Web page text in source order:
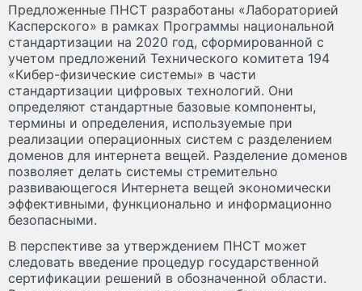
Предложенные ПНСТ разработаны «Лабораторией
Касперского» в рамках Программы национальной
стандартизации на 2020 год, сформированной с
учетом предложений Технического комитета 194
«Кибер-физические системы» в части
стандартизации цифровых технологий. Они
определяют стандартные базовые компоненты,
термины и определения, используемые при
реализации операционных систем с разделением
доменов для интернета вещей. Разделение доменов
позволяет делать системы стремительно
развивающегося Интернета вещей экономически
эффективными, функционально и информационно
безопасными.
В перспективе за утверждением ПНСТ может
следовать введение процедур государственной
сертификации решений в обозначенной области.